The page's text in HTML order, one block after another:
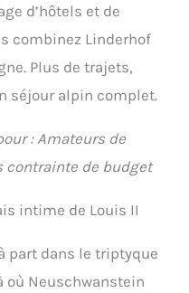
d’hôtels et de
combinez Linderhof
Plus de trajets,
séjour alpin complet.
: Amateurs de
contrainte de budget
intime de Louis II
part dans le triptyque
où Neuschwanstein